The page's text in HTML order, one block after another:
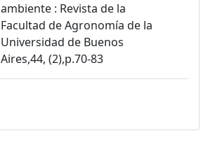
ambiente : Revista de la
Facultad de Agronomía de la
Universidad de Buenos
Aires,44, (2),p.70-83